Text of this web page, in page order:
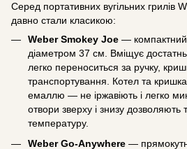
Серед портативних вугільних грилів
давно стали класикою:
Weber Smokey Joe — компактний
діаметром 37 см. Вміщує
легко переноситься за ручку,
транспортування. Котел та
емаллю — не іржавіють і легко
отвори зверху і знизу дозволяють
температуру.
Weber Go-Anywhere —